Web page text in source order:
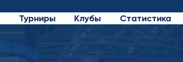
Турниры Клубы Статистика